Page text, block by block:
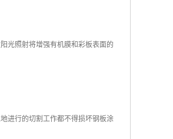
光照射将增强有机膜和彩板表面的
进行的切割工作都不得损坏钢板涂